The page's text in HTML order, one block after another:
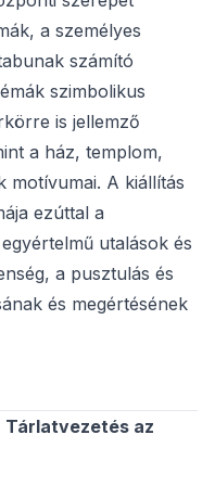
a személyes
számító
szimbolikus
is jellemző
a ház, templom,
motívumai. A kiállítás
ezúttal a
utalások és
a pusztulás és
és megértésének
Tárlatvezetés az